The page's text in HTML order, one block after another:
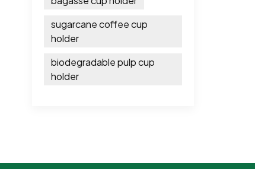
sugarcane coffee cup
holder
biodegradable pulp cup
holder